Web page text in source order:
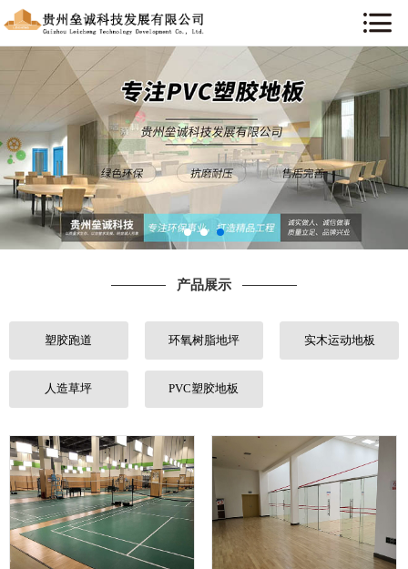
产品展示
塑胶跑道 环氧树脂地坪 实木运动地板
人造草坪 PVC塑胶地板
网站首页
关于我们
新闻资讯
产品展示
工程案例
售后服务
联系我们